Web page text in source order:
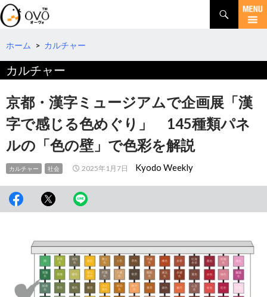
検
索
コ
テ
ツ
へ
移
動
ホーム > カルチャー
カルチャー
京都・漢字ミュージアムで企画展「漢
字で感じる色めぐり」 145種類パネ
ルの「色の壁」で色彩を解説
カルチャー 社会 2025年1月7日 Kyodo Weekly